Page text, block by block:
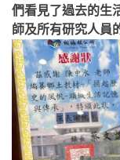
們看見了過去的生
師及所有研究人員